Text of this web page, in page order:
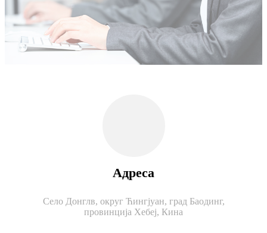
Адреса
Село Донглв, округ Ћингјуан, град Баодинг,
провинција Хебеј, Кина